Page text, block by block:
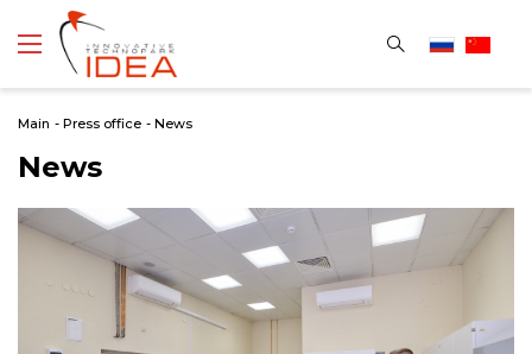
Main - Press office - News
News